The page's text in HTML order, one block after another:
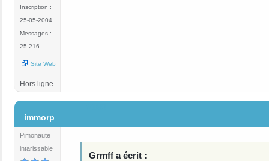
Inscription :
25-05-2004
Messages :
25 216
Site Web
Hors ligne
immorp
Pimonaute
intarissable
Grmff a écrit :